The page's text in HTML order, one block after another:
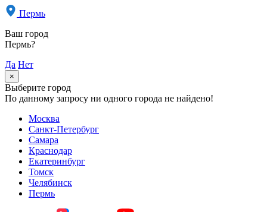
Пермь
Ваш город
Пермь?
Да Нет
×
Выберите город
По данному запросу ни одного города не найдено!
Москва
Санкт-Петербург
Самара
Краснодар
Екатеринбург
Томск
Челябинск
Пермь